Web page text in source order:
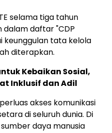
selama tiga tahun
daftar "CDP
keunggulan tata kelola
diterapkan.
Kebaikan Sosial,
Inklusif dan Adil
akses komunikasi
di seluruh dunia. Di
daya manusia